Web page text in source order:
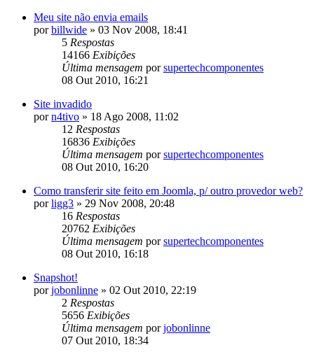
Meu site não envia emails
porbillwide » 03 Nov 2008, 18:41
5 Respostas
14166 Exibições
Última mensagem porsupertechcomponentes
08 Out 2010, 16:21
Site invadido
porn4tivo » 18 Ago 2008, 11:02
12 Respostas
16836 Exibições
Última mensagem porsupertechcomponentes
08 Out 2010, 16:20
Como transferir site feito em Joomla, p/ outro provedor web?
porligg3 » 29 Nov 2008, 20:48
16 Respostas
20762 Exibições
Última mensagem porsupertechcomponentes
08 Out 2010, 16:18
Snapshot!
porjobonlinne » 02 Out 2010, 22:19
2 Respostas
5656 Exibições
Última mensagem porjobonlinne
07 Out 2010, 18:34